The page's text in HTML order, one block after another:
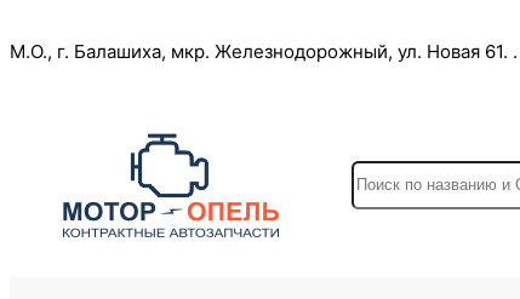
к
М.О., г. Балашиха, мкр. Железнодорожный, ул. Новая 61. .
S
e